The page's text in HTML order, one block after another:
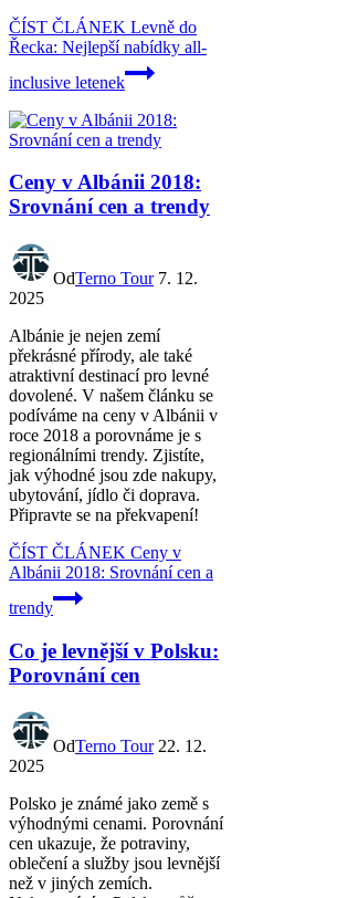
ČÍST ČLÁNEK Levně do
Řecka: Nejlepší nabídky all-
inclusive letenek
Ceny v Albánii 2018:
Srovnání cen a trendy
OdTerno Tour 7. 12.
2025
Albánie je nejen zemí
překrásné přírody, ale také
atraktivní destinací pro levné
dovolené. V našem článku se
podíváme na ceny v Albánii v
roce 2018 a porovnáme je s
regionálními trendy. Zjistíte,
jak výhodné jsou zde nakupy,
ubytování, jídlo či doprava.
Připravte se na překvapení!
ČÍST ČLÁNEK Ceny v
Albánii 2018: Srovnání cen a
trendy
Co je levnější v Polsku:
Porovnání cen
OdTerno Tour 22. 12.
2025
Polsko je známé jako země s
výhodnými cenami. Porovnání
cen ukazuje, že potraviny,
oblečení a služby jsou levnější
než v jiných zemích.